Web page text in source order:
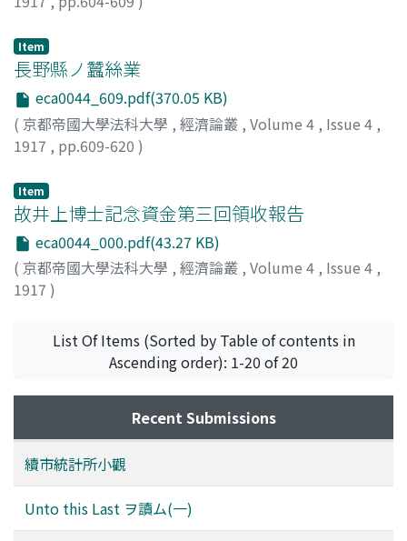
Item
長野縣ノ蠶絲業
eca0044_609.pdf(370.05 KB)
( 京都帝國大學法科大學 , 經濟論叢 , Volume 4 , Issue 4 ,
1917 , pp.609-620 )
Item
故井上博士記念資金第三回領收報告
eca0044_000.pdf(43.27 KB)
( 京都帝國大學法科大學 , 經濟論叢 , Volume 4 , Issue 4 ,
1917 )
List Of Items (Sorted by Table of contents in
Ascending order): 1-20 of 20
Recent Submissions
續市統計所小觀
Unto this Last ヲ讀ム(一)